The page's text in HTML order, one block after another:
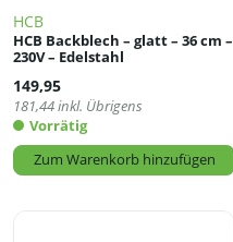
HCB
HCB Backblech – glatt – 36 cm –
230V – Edelstahl
149,95
181,44inkl. Übrigens
Vorrätig
Zum Warenkorb hinzufügen